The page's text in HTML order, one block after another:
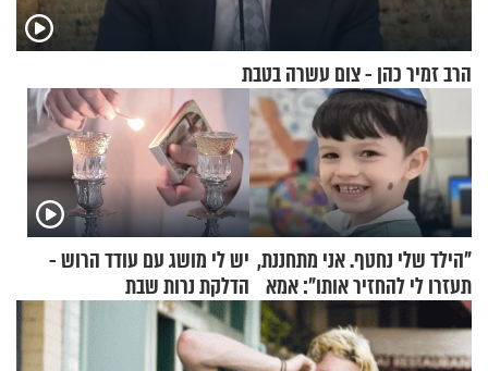
הרב זמיר כהן - צום עשרה בטבת
"הילד שלי נחטף. אני מתחננת,
תעזרו לי להחזיר אותו": אמא
של יובל בן ה-4 בריאיון דומע
יש לי מושג עם עודד הרוש -
הדלקת נרות שבת